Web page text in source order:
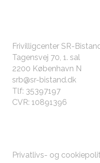
Frivilligcenter SR-
Tagensvej 70, 1. sal
2200 København N
srb@sr-bistand.dk
Tlf: 35397197
CVR: 10891396
Privatlivs- og